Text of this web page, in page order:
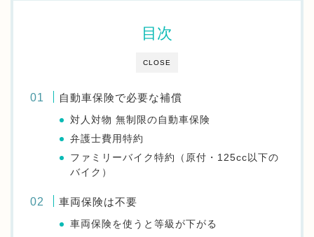
CLOSE
目次
自動車保険で必要な補償
対人対物 無制限の自動車保険
弁護士費用特約
ファミリーバイク特約（原付・125cc以下の
バイク）
車両保険は不要
車両保険を使うと等級が下がる